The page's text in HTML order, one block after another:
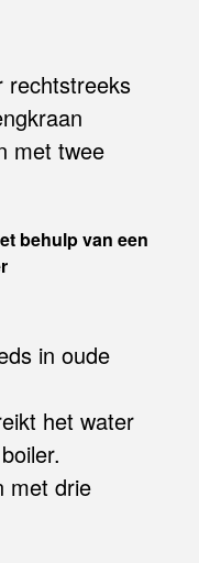
rechtstreeks
met twee
behulp van een
in oude
het water
met drie